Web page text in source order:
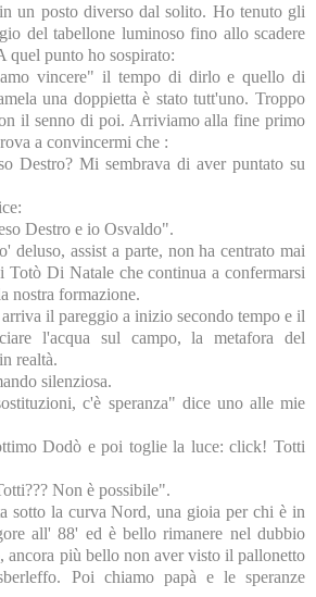
un posto diverso dal solito. Ho tenuto gli
del tabellone luminoso fino allo scadere
quel punto ho sospirato:
vincere" il tempo di dirlo e quello di
una doppietta è stato tutt'uno. Troppo
il senno di poi. Arriviamo alla fine primo
a convincermi che :
Destro? Mi sembrava di aver puntato su
Destro e io Osvaldo".
deluso, assist a parte, non ha centrato mai
Totò Di Natale che continua a confermarsi
nostra formazione.
il pareggio a inizio secondo tempo e il
l'acqua sul campo, la metafora del
realtà.
silenziosa.
c'è speranza" dice uno alle mie
Dodò e poi toglie la luce: click! Totti
Non è possibile".
sotto la curva Nord, una gioia per chi è in
all' 88' ed è bello rimanere nel dubbio
ancora più bello non aver visto il pallonetto
Poi chiamo papà e le speranze